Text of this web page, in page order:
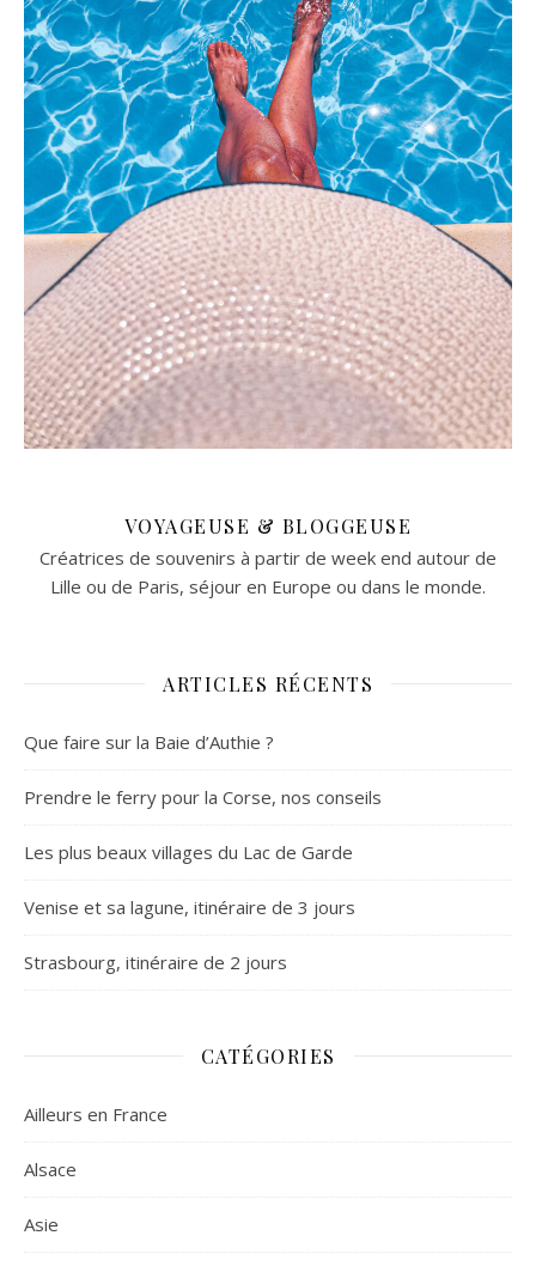
VOYAGEUSE & BLOGGEUSE
Créatrices de souvenirs à partir de week end autour de
Lille ou de Paris, séjour en Europe ou dans le monde.
ARTICLES RÉCENTS
Que faire sur la Baie d’Authie ?
Prendre le ferry pour la Corse, nos conseils
Les plus beaux villages du Lac de Garde
Venise et sa lagune, itinéraire de 3 jours
Strasbourg, itinéraire de 2 jours
CATÉGORIES
Ailleurs en France
Alsace
Asie